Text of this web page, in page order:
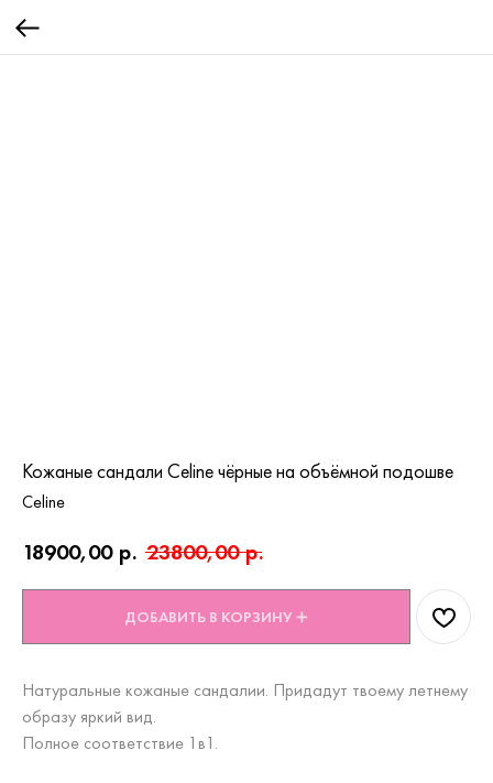
Кожаные сандали Celine чёрные на объёмной подошве
Celine
18900,00 р. 23800,00 р.
ДОБАВИТЬ В КОРЗИНУ ➕
Натуральные кожаные сандалии. Придадут твоему летнему
образу яркий вид.
Полное соответствие 1в1.